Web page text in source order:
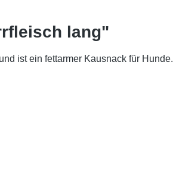
lang"
ist ein fettarmer Kausnack für Hunde.